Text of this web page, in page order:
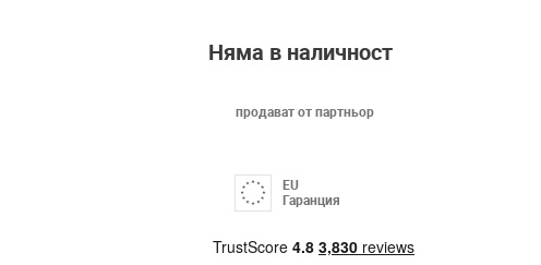
Няма в наличност
продават от партньор
EU
Гаранция